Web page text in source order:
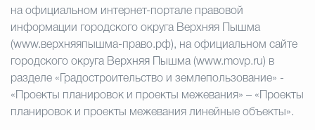
на официальном интернет-портале правовой
информации городского округа Верхняя Пышма
(www.верхняяпышма-право.рф), на официальном сайте
городского округа Верхняя Пышма (www.movp.ru) в
разделе «Градостроительство и землепользование» -
«Проекты планировок и проекты межевания» – «Проекты
планировок и проекты межевания линейные объекты».